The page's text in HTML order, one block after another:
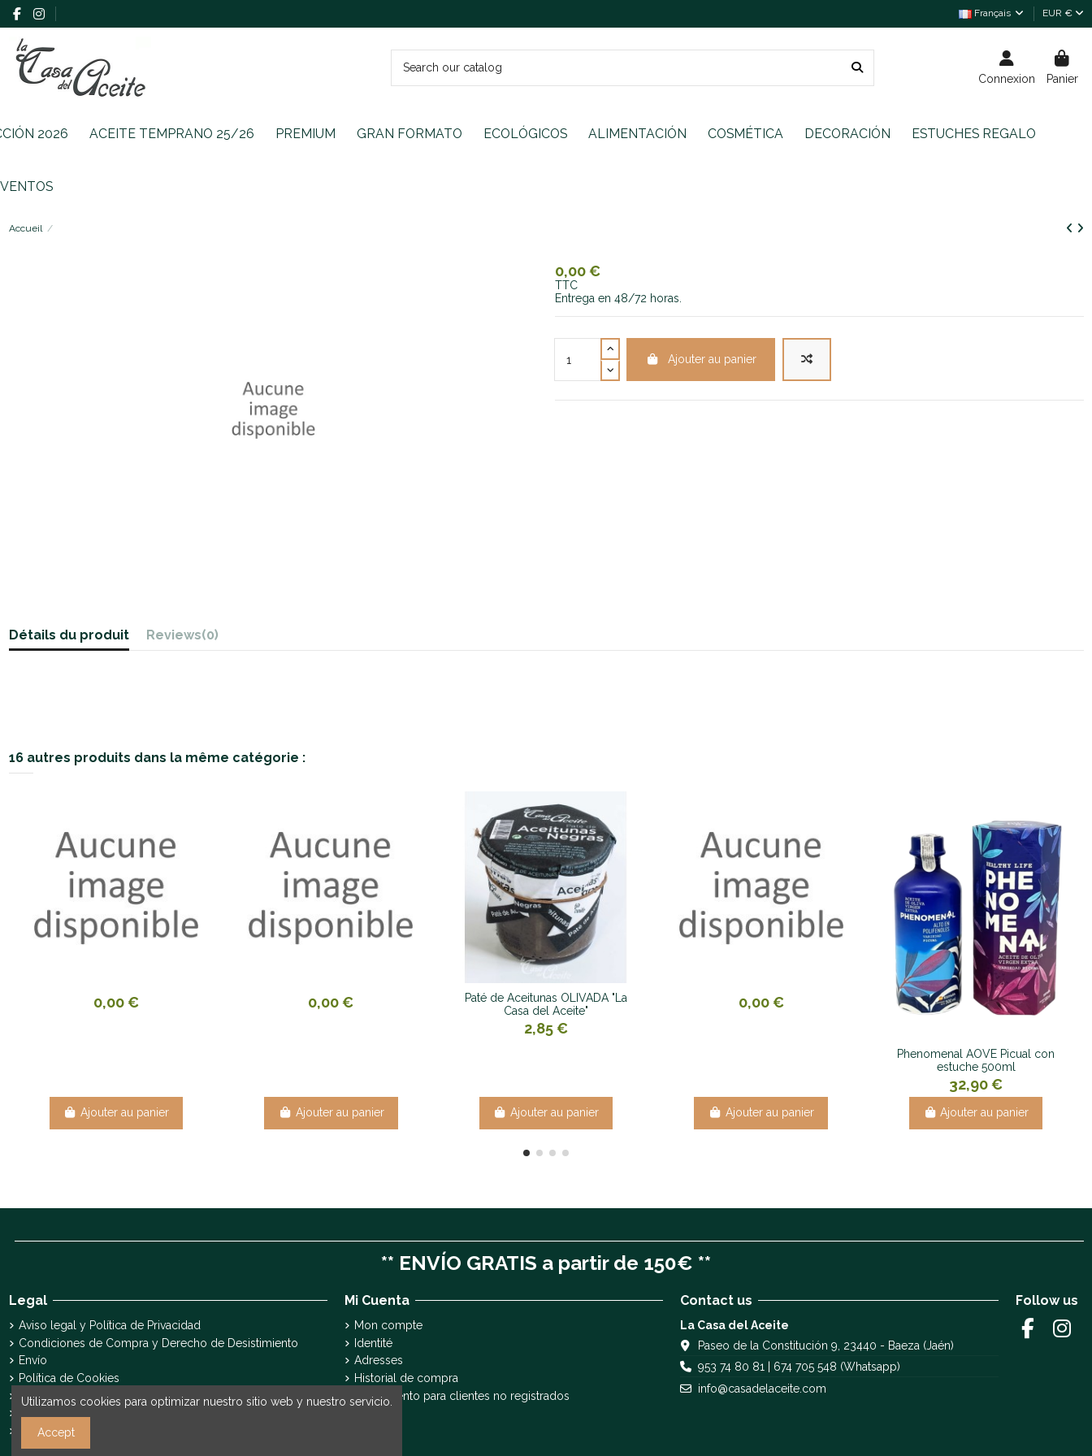
Français EUR €
Connexion Panier
2026 ACEITE TEMPRANO 25/26 PREMIUM GRAN FORMATO ECOLÓGICOS ALIMENTACIÓN COSMÉTICA DECORACIÓN ESTUCHES REGALO
Accueil
0,00 €
TTC
Entrega en 48/72 horas.
Ajouter au panier
Détails du produit Reviews(0)
16 autres produits dans la même catégorie :
0,00 €
Ajouter au panier
0,00 €
Ajouter au panier
Paté de Aceitunas OLIVADA "La
Casa del Aceite"
2,85 €
Ajouter au panier
0,00 €
Ajouter au panier
Phenomenal AOVE Picual con
estuche 500ml
32,90 €
Ajouter au panier
** ENVÍO GRATIS a partir de 150€ **
Legal
Aviso legal y Política de Privacidad
Condiciones de Compra y Derecho de Desistimiento
Envío
Política de Cookies
Declaración de accesibilidad
Pyme Innova
Mi Cuenta
Mon compte
Identité
Adresses
Historial de compra
Seguimiento para clientes no registrados
Contact us
La Casa del Aceite
Paseo de la Constitución 9, 23440 - Baeza (Jaén)
953 74 80 81 | 674 705 548 (Whatsapp)
info@casadelaceite.com
Follow us
Utilizamos cookies para optimizar nuestro sitio web y nuestro servicio.
Accept